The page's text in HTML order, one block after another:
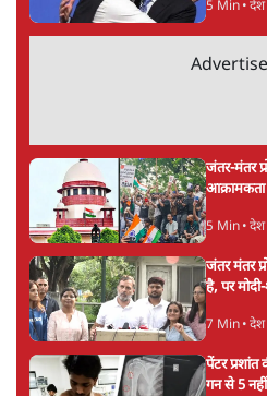
5 Min• देश
जंतर-मंतर
5 Min• देश
जंतर मंतर
है, पर
7 Min• देश
पेंटर प्रशांत
गन से 5